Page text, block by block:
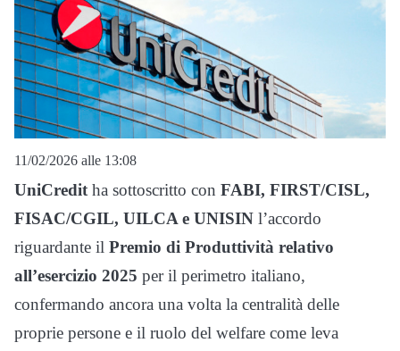
11/02/2026 alle 13:08
UniCreditha sottoscritto con FABI, FIRST/CISL,
FISAC/CGIL, UILCA e UNISIN l’accordo
riguardante il Premio di Produttività relativo
all’esercizio 2025 per il perimetro italiano,
confermando ancora una volta la centralità delle
proprie persone e il ruolo del welfare come leva